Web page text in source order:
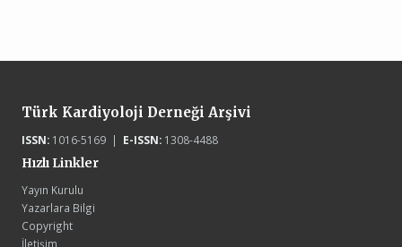
Türk Kardiyoloji Derneği Arşivi
ISSN:1016-5169 | E-ISSN:1308-4488
Hızlı Linkler
Yayın Kurulu
Yazarlara Bilgi
Copyright
İletişim